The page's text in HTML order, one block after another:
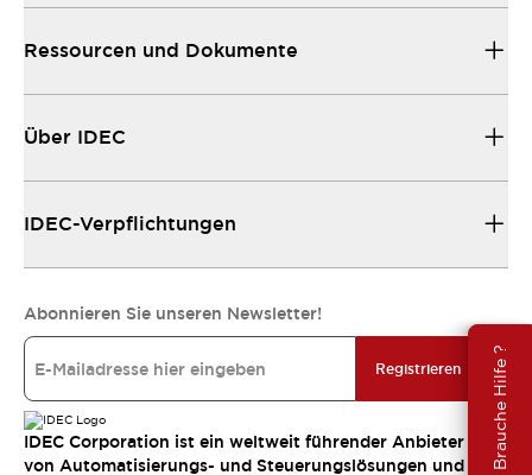
Brauche Hilfe ?
Ressourcen und Dokumente
Über IDEC
IDEC-Verpflichtungen
Abonnieren Sie unseren Newsletter!
Registrieren
IDEC Corporation ist ein weltweit führender Anbieter
von Automatisierungs- und Steuerungslösungen und